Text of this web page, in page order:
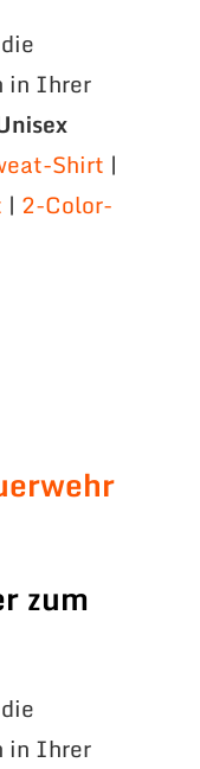
in Ihrer
Shirt |
| 2-Color-
zum
in Ihrer